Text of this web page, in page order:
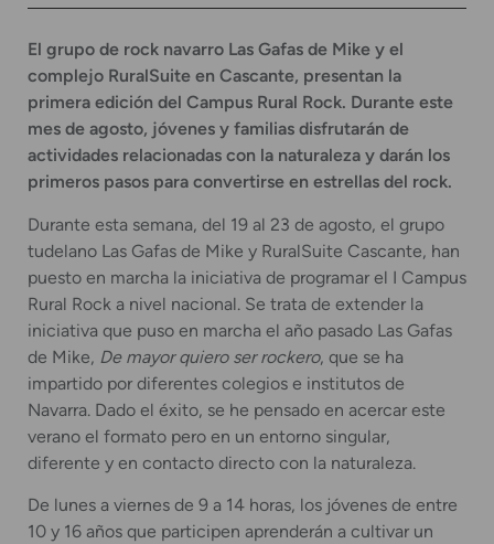
El grupo de rock navarro Las Gafas de Mike y el
complejo RuralSuite en Cascante, presentan la
primera edición del Campus Rural Rock. Durante este
mes de agosto, jóvenes y familias disfrutarán de
actividades relacionadas con la naturaleza y darán los
primeros pasos para convertirse en estrellas del rock.
Durante esta semana, del 19 al 23 de agosto, el grupo
tudelano Las Gafas de Mike y RuralSuite Cascante, han
puesto en marcha la iniciativa de programar el I Campus
Rural Rock a nivel nacional. Se trata de extender la
iniciativa que puso en marcha el año pasado Las Gafas
de Mike, De mayor quiero ser rockero, que se ha
impartido por diferentes colegios e institutos de
Navarra. Dado el éxito, se he pensado en acercar este
verano el formato pero en un entorno singular,
diferente y en contacto directo con la naturaleza.
De lunes a viernes de 9 a 14 horas, los jóvenes de entre
10 y 16 años que participen aprenderán a cultivar un